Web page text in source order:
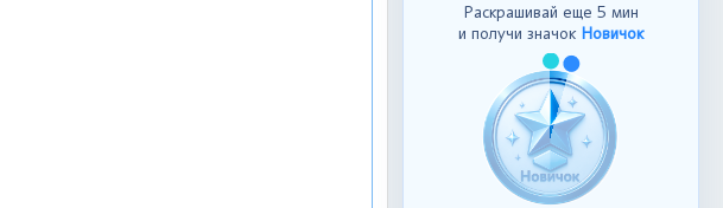
Раскрашивай еще 5 мин
и получи значок Новичок